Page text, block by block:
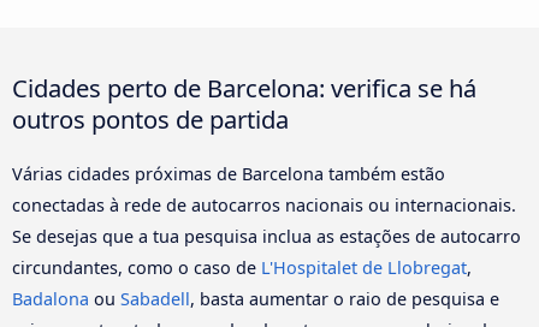
Cidades perto de Barcelona: verifica se há
outros pontos de partida
Várias cidades próximas de Barcelona também estão
conectadas à rede de autocarros nacionais ou internacionais.
Se desejas que a tua pesquisa inclua as estações de autocarro
circundantes, como o caso de L'Hospitalet de Llobregat,
Badalona ou Sabadell, basta aumentar o raio de pesquisa e